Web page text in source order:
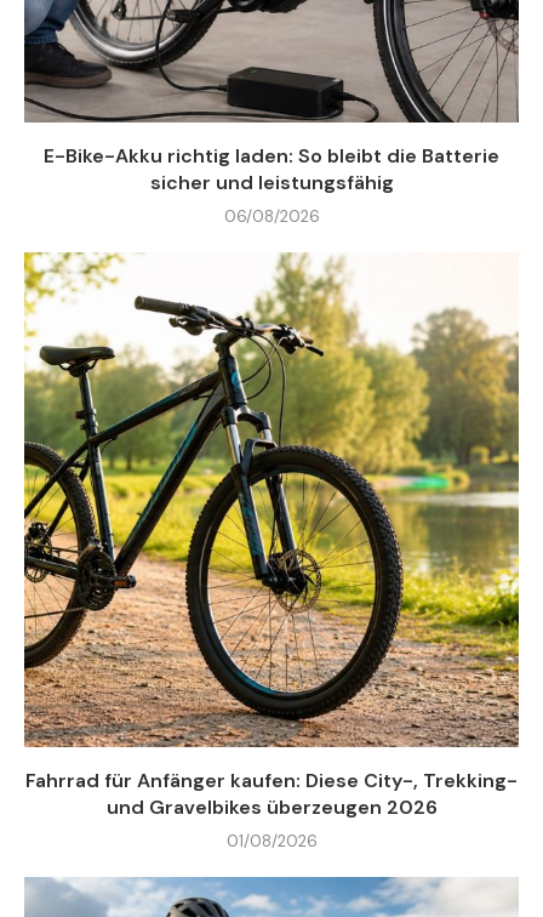
E-Bike-Akku richtig laden: So bleibt die Batterie
sicher und leistungsfähig
06/08/2026
Fahrrad für Anfänger kaufen: Diese City-, Trekking-
und Gravelbikes überzeugen 2026
01/08/2026